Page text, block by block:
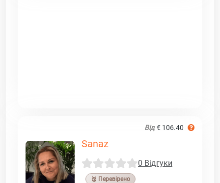
Від € 106.40
Sanaz
0 Відгуки
🥉 Перевірено